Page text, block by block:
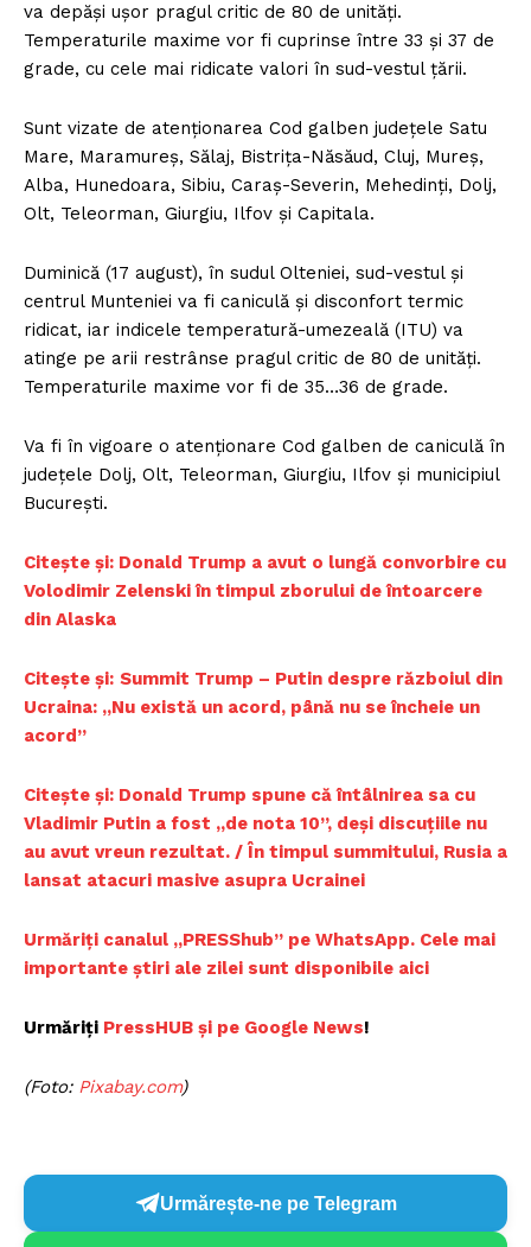
va depăşi uşor pragul critic de 80 de unităţi.
Temperaturile maxime vor fi cuprinse între 33 şi 37 de
grade, cu cele mai ridicate valori în sud-vestul ţării.
Sunt vizate de atenţionarea Cod galben judeţele Satu
Mare, Maramureş, Sălaj, Bistriţa-Năsăud, Cluj, Mureş,
Alba, Hunedoara, Sibiu, Caraş-Severin, Mehedinţi, Dolj,
Olt, Teleorman, Giurgiu, Ilfov şi Capitala.
Duminică (17 august), în sudul Olteniei, sud-vestul şi
centrul Munteniei va fi caniculă şi disconfort termic
ridicat, iar indicele temperatură-umezeală (ITU) va
atinge pe arii restrânse pragul critic de 80 de unităţi.
Temperaturile maxime vor fi de 35…36 de grade.
Va fi în vigoare o atenţionare Cod galben de caniculă în
judeţele Dolj, Olt, Teleorman, Giurgiu, Ilfov şi municipiul
Bucureşti.
Citește și: Donald Trump a avut o lungă convorbire cu
Volodimir Zelenski în timpul zborului de întoarcere
din Alaska
Citește și: Summit Trump – Putin despre războiul din
Ucraina: „Nu există un acord, până nu se încheie un
acord”
Citește și: Donald Trump spune că întâlnirea sa cu
Vladimir Putin a fost „de nota 10”, deși discuțiile nu
au avut vreun rezultat. / În timpul summitului, Rusia a
lansat atacuri masive asupra Ucrainei
Urmăriți canalul „PRESShub” pe WhatsApp. Cele mai
importante știri ale zilei sunt disponibile aici
Urmăriți PressHUB și pe Google News!
(Foto: Pixabay.com)
Urmărește-ne pe Telegram